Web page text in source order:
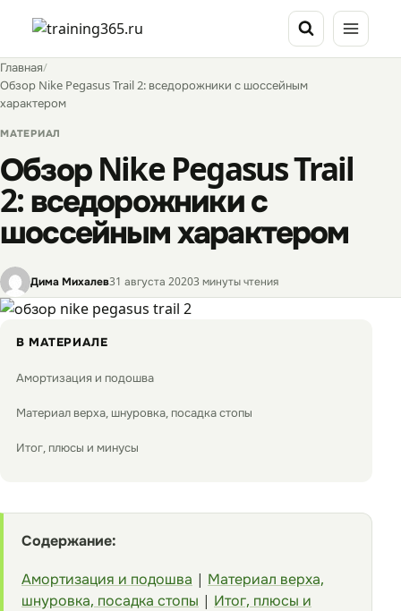
содержимому
Главная/
Обзор Nike Pegasus Trail 2: вседорожники с шоссейным
характером
МАТЕРИАЛ
Обзор Nike Pegasus Trail
2: вседорожники с
шоссейным характером
Дима Михалев31 августа 20203 минуты чтения
В МАТЕРИАЛЕ
Амортизация и подошва
Материал верха, шнуровка, посадка стопы
Итог, плюсы и минусы
Содержание:
Амортизация и подошва | Материал верха,
шнуровка, посадка стопы | Итог, плюсы и